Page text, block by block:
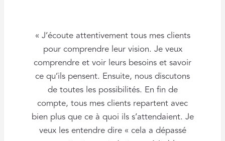
« J’écoute attentivement tous mes clients
pour comprendre leur vision. Je veux
comprendre et voir leurs besoins et savoir
ce qu’ils pensent. Ensuite, nous discutons
de toutes les possibilités. En fin de
compte, tous mes clients repartent avec
bien plus que ce à quoi ils s’attendaient. Je
veux les entendre dire « cela a dépassé